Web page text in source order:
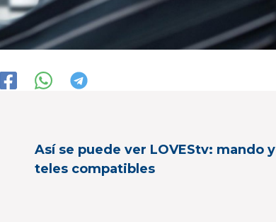
Así se puede ver LOVEStv: mando y
teles compatibles